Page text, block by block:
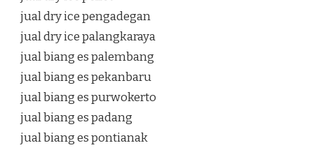
jual dry ice pengadegan
jual dry ice palangkaraya
jual biang es palembang
jual biang es pekanbaru
jual biang es purwokerto
jual biang es padang
jual biang es pontianak